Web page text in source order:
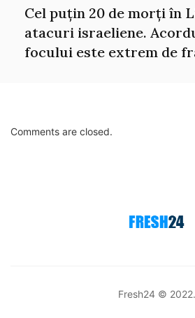
Cel puțin 20 de morți în
atacuri israeliene.
focului este extrem de
Comments are closed.
Fresh24 © 2022.